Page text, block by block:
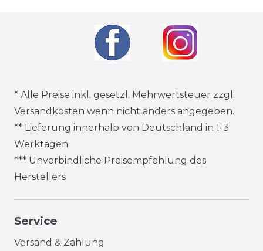
* Alle Preise inkl. gesetzl. Mehrwertsteuer zzgl.
Versandkosten wenn nicht anders angegeben.
** Lieferung innerhalb von Deutschland in 1-3
Werktagen
*** Unverbindliche Preisempfehlung des
Herstellers
Service
Versand & Zahlung